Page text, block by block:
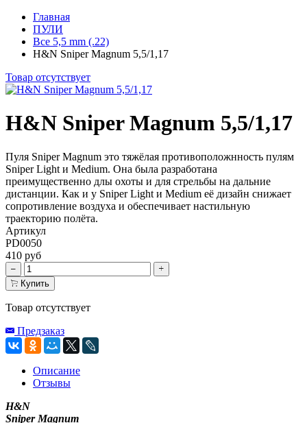
Главная
ПУЛИ
Все 5,5 mm (.22)
H&N Sniper Magnum 5,5/1,17
Товар отсутствует
H&N Sniper Magnum 5,5/1,17
Пуля Sniper Magnum это тяжёлая противоположнность пулям
Sniper Light и Medium. Она была разработана
пpеимущественно длы охоты и для стрельбы на дальние
дистанции. Как и у Sniper Light и Medium её дизайн снижает
сопротивление воздуха и обеспечивает настильную
траекторию полёта.
Артикул
PD0050
410 руб
Купить
Товар отсутствует
Предзаказ
Описание
Отзывы
H&N
Sniper Magnum